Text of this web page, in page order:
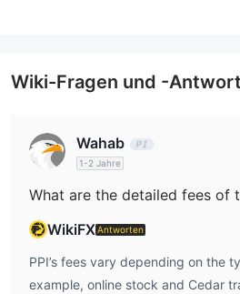
Wiki-Fragen und -
Wahab
1-2 Jahre
What are the detailed fees of
WikiFXAntworten
PPI’s fees vary depending on the
example, online stock and Cedar